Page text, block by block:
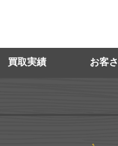
買取実績 お客